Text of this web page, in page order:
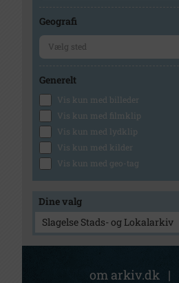
Geografi
Generelt
Vis kun med billeder
Vis kun med filmklip
Vis kun med lydklip
Vis kun med kilder
Vis kun med geo-tag
Dine valg
Slagelse Stads- og Lokalarkiv
om arkiv.dk |